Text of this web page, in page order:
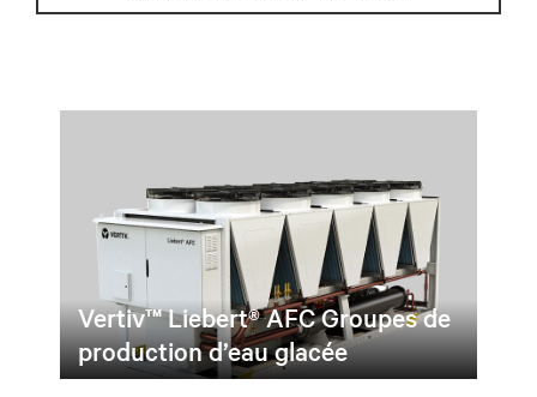
Vertiv™ Liebert® AFC Groupes de
production d’eau glacée